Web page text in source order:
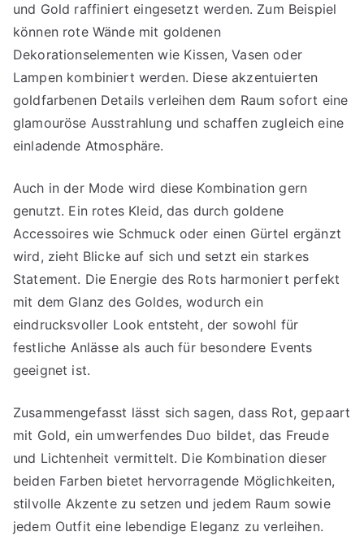
und Gold raffiniert eingesetzt werden. Zum Beispiel
können rote Wände mit goldenen
Dekorationselementen wie Kissen, Vasen oder
Lampen kombiniert werden. Diese akzentuierten
goldfarbenen Details verleihen dem Raum sofort eine
glamouröse Ausstrahlung und schaffen zugleich eine
einladende Atmosphäre.
Auch in der Mode wird diese Kombination gern
genutzt. Ein rotes Kleid, das durch goldene
Accessoires wie Schmuck oder einen Gürtel ergänzt
wird, zieht Blicke auf sich und setzt ein starkes
Statement. Die Energie des Rots harmoniert perfekt
mit dem Glanz des Goldes, wodurch ein
eindrucksvoller Look entsteht, der sowohl für
festliche Anlässe als auch für besondere Events
geeignet ist.
Zusammengefasst lässt sich sagen, dass Rot, gepaart
mit Gold, ein umwerfendes Duo bildet, das Freude
und Lichtenheit vermittelt. Die Kombination dieser
beiden Farben bietet hervorragende Möglichkeiten,
stilvolle Akzente zu setzen und jedem Raum sowie
jedem Outfit eine lebendige Eleganz zu verleihen.